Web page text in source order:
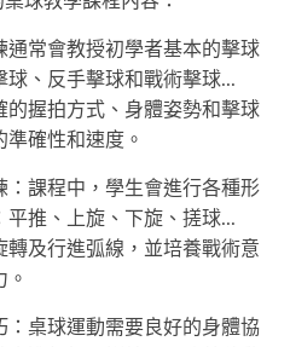
通常會教授初學者基本的擊球
球、反手擊球和戰術擊球...
的握拍方式、身體姿勢和擊球
確性和速度。
：課程中，學生會進行各種形
平推、上旋、下旋、搓球...
轉及行進弧線，並培養戰術意
：桌球運動需要良好的身體協